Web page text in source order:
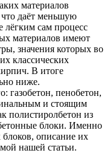
материалов
даёт меньшую
лёгким сам процесс
материалов имеют
значения которых во
классических
В итоге
ниже.
газобетон, пенобетон,
и стоящим
полистиролбетон из
блоки. Именно
блоков, описание их
нашей статьи.